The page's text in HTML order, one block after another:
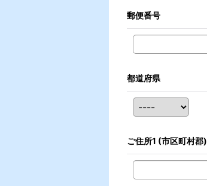
郵便番号
都道府県
ご住所1 (市区町村郡)